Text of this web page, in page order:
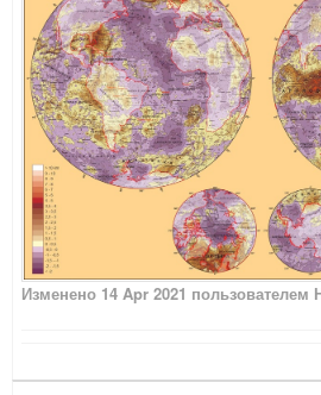
Изменено 14 Apr 2021 пользователем